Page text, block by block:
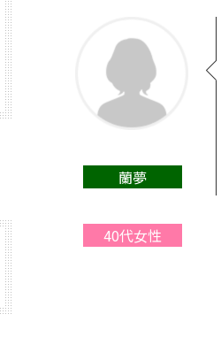
蘭夢
40代女性